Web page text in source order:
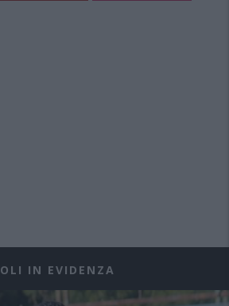
IN EVIDENZA